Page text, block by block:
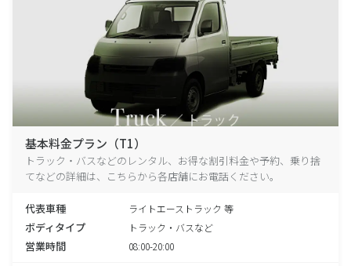
基本料金プラン（T1）
トラック・バスなどのレンタル、お得な割引料金や予約、乗り捨
てなどの詳細は、こちらから各店舗にお電話ください。
代表車種 ライトエーストラック 等
ボディタイプ トラック・バスなど
営業時間 08:00-20:00